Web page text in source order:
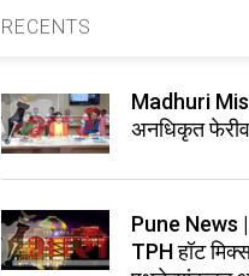
RECENTS
Madhuri
अनधिकृत
Pune News
TPH हॉट